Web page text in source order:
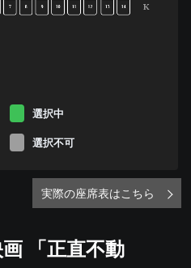
K
7 8 9 10 11 12 13 14
選択中
選択不可
実際の座席表はこちら
画 「正直不動